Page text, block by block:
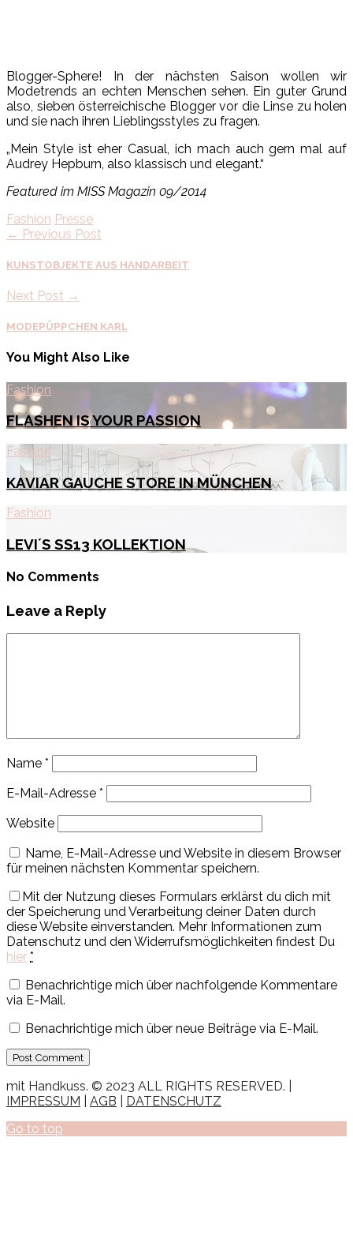
Blogger-Sphere! In der nächsten Saison wollen wir
Modetrends an echten Menschen sehen. Ein guter Grund
also, sieben österreichische Blogger vor die Linse zu holen
und sie nach ihren Lieblingsstyles zu fragen.
„Mein Style ist eher Casual, ich mach auch gern mal auf
Audrey Hepburn, also klassisch und elegant.“
Featured im MISS Magazin 09/2014
Fashion Presse
← Previous Post
KUNSTOBJEKTE AUS HANDARBEIT
Next Post →
MODEPÜPPCHEN KARL
You Might Also Like
Fashion
FLASHEN IS YOUR PASSION
Fashion
KAVIAR GAUCHE STORE IN MÜNCHEN
Fashion
LEVI´S SS13 KOLLEKTION
No Comments
Leave a Reply
Name *
E-Mail-Adresse *
Website
Name, E-Mail-Adresse und Website in diesem Browser
für meinen nächsten Kommentar speichern.
Mit der Nutzung dieses Formulars erklärst du dich mit
der Speicherung und Verarbeitung deiner Daten durch
diese Website einverstanden. Mehr Informationen zum
Datenschutz und den Widerrufsmöglichkeiten findest Du
hier *
Benachrichtige mich über nachfolgende Kommentare
via E-Mail.
Benachrichtige mich über neue Beiträge via E-Mail.
mit Handkuss. © 2023 ALL RIGHTS RESERVED. |
IMPRESSUM
AGB
DATENSCHUTZ
Go to top